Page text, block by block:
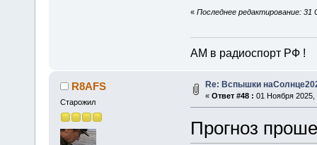
« Последнее редактирование:
АМ в радиоспорт РФ !
R8AFS
Старожил
Re: Вспышки
« Ответ #48 : 01 Ноября 2025,
Прогноз